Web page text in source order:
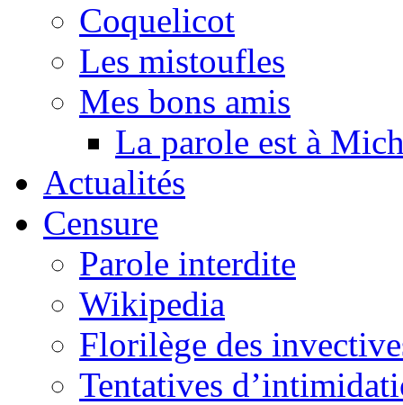
Coquelicot
Les mistoufles
Mes bons amis
La parole est à
Actualités
Censure
Parole interdite
Wikipedia
Florilège des
Tentatives